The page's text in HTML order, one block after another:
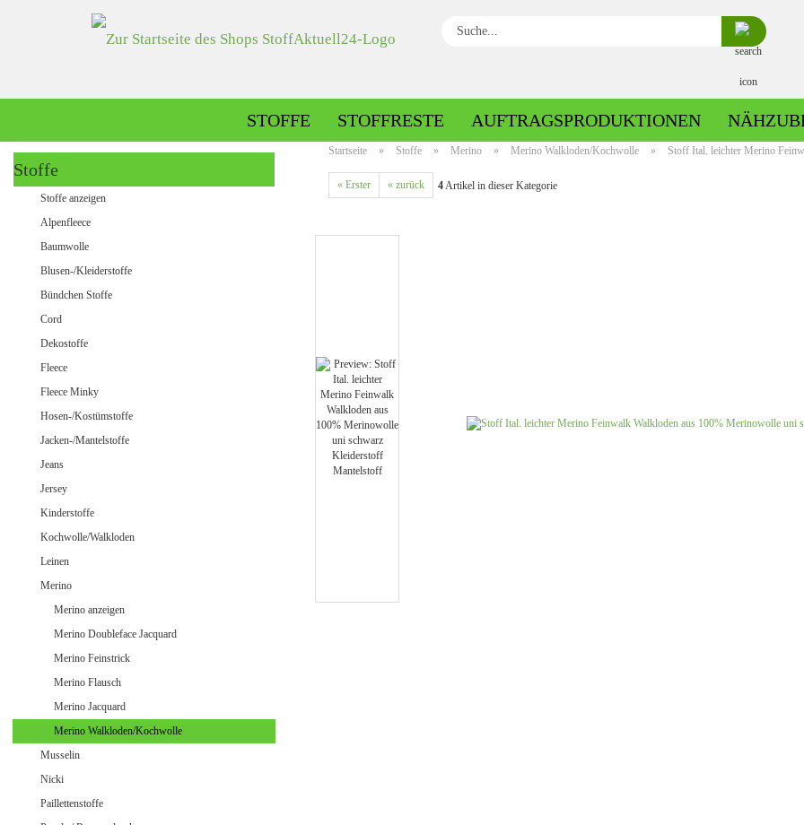
Suche...
STOFFE
Baumwolle gemustert
STOFFRESTE AUFTRAGSPRODUKTIONEN
Startseite » Stoffe » Merino » Merino Walkloden/Kochwolle » Stoff Ital. leichter Merino
« Erster « zurück 4Artikel in dieser Kategorie
Stoffe
Stoffe anzeigen
Alpenfleece
Baumwolle
Blusen-/Kleiderstoffe
Bündchen Stoffe
Cord
Dekostoffe
Fleece
Fleece Minky
Hosen-/Kostümstoffe
Jacken-/Mantelstoffe
Jeans
Jersey
Kinderstoffe
Kochwolle/Walkloden
Leinen
Merino
Merino anzeigen
Merino Doubleface Jacquard
Merino Feinstrick
Merino Flausch
Merino Jacquard
Merino Walkloden/Kochwolle
Musselin
Nicki
Paillettenstoffe